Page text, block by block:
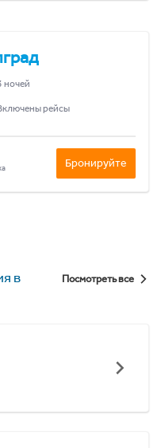
ночей
рейсы
Бронируйте
в
Посмотреть все